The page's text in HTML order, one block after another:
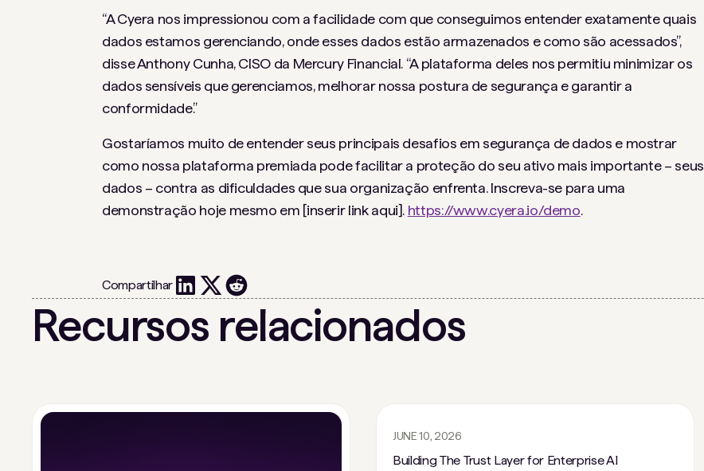
“A Cyera nos impressionou com a facilidade com que conseguimos entender exatamente quais
dados estamos gerenciando, onde esses dados estão armazenados e como são acessados”,
disse Anthony Cunha, CISO da Mercury Financial. “A plataforma deles nos permitiu minimizar os
dados sensíveis que gerenciamos, melhorar nossa postura de segurança e garantir a
conformidade.”
Gostaríamos muito de entender seus principais desafios em segurança de dados e mostrar
como nossa plataforma premiada pode facilitar a proteção do seu ativo mais importante – seus
dados – contra as dificuldades que sua organização enfrenta. Inscreva-se para uma
demonstração hoje mesmo em [inserir link aqui]. https://www.cyera.io/demo.
Compartilhar
Recursos relacionados
JUNE 10, 2026
Building The Trust Layer for Enterprise AI